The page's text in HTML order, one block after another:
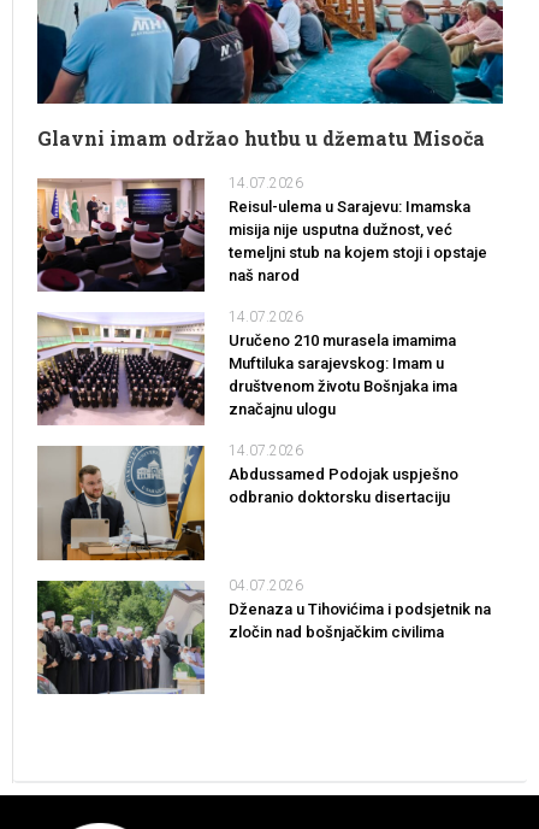
Glavni imam održao hutbu u džematu Misoča
14.07.2026
Reisul-ulema u Sarajevu: Imamska
misija nije usputna dužnost, već
temeljni stub na kojem stoji i opstaje
naš narod
14.07.2026
Uručeno 210 murasela imamima
Muftiluka sarajevskog: Imam u
društvenom životu Bošnjaka ima
značajnu ulogu
14.07.2026
Abdussamed Podojak uspješno
odbranio doktorsku disertaciju
04.07.2026
Dženaza u Tihovićima i podsjetnik na
zločin nad bošnjačkim civilima